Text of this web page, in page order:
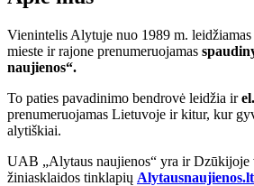
Vienintelis Alytuje nuo 1989 m. leidžiamas
mieste ir rajone prenumeruojamas
naujienos“.
To paties pavadinimo bendrovė leidžia ir
prenumeruojamas Lietuvoje ir kitur, kur
alytiškiai.
UAB „Alytaus naujienos“ yra ir Dzūkijoje
žiniasklaidos tinklapių Alytausnaujienos.lt